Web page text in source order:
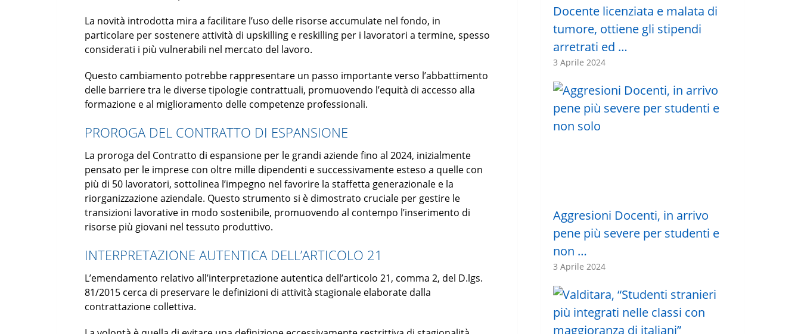
La novità introdotta mira a facilitare l’uso delle risorse accumulate nel fondo, in
particolare per sostenere attività di upskilling e reskilling per i lavoratori a termine, spesso
considerati i più vulnerabili nel mercato del lavoro.
Questo cambiamento potrebbe rappresentare un passo importante verso l’abbattimento
delle barriere tra le diverse tipologie contrattuali, promuovendo l’equità di accesso alla
formazione e al miglioramento delle competenze professionali.
PROROGA DEL CONTRATTO DI ESPANSIONE
La proroga del Contratto di espansione per le grandi aziende fino al 2024, inizialmente
pensato per le imprese con oltre mille dipendenti e successivamente esteso a quelle con
più di 50 lavoratori, sottolinea l’impegno nel favorire la staffetta generazionale e la
riorganizzazione aziendale. Questo strumento si è dimostrato cruciale per gestire le
transizioni lavorative in modo sostenibile, promuovendo al contempo l’inserimento di
risorse più giovani nel tessuto produttivo.
INTERPRETAZIONE AUTENTICA DELL’ARTICOLO 21
L’emendamento relativo all’interpretazione autentica dell’articolo 21, comma 2, del D.lgs.
81/2015 cerca di preservare le definizioni di attività stagionale elaborate dalla
contrattazione collettiva.
Docente licenziata e malata di
tumore, ottiene gli stipendi
arretrati ed …
3 Aprile 2024
Aggresioni Docenti, in arrivo
pene più severe per studenti e
non …
3 Aprile 2024